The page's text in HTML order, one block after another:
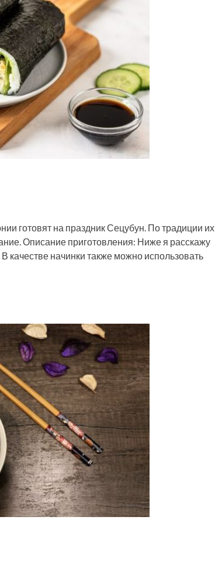
готовят на праздник Сецубун. По традиции их
Описание приготовления: Ниже я расскажу
качестве начинки также можно использовать